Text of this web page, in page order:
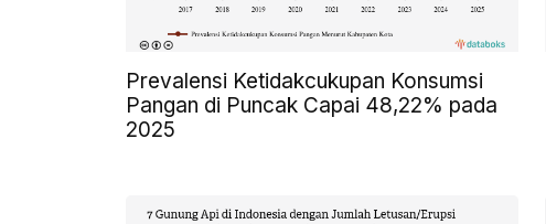
Prevalensi Ketidakcukupan Konsumsi
Pangan di Puncak Capai 48,22% pada
2025